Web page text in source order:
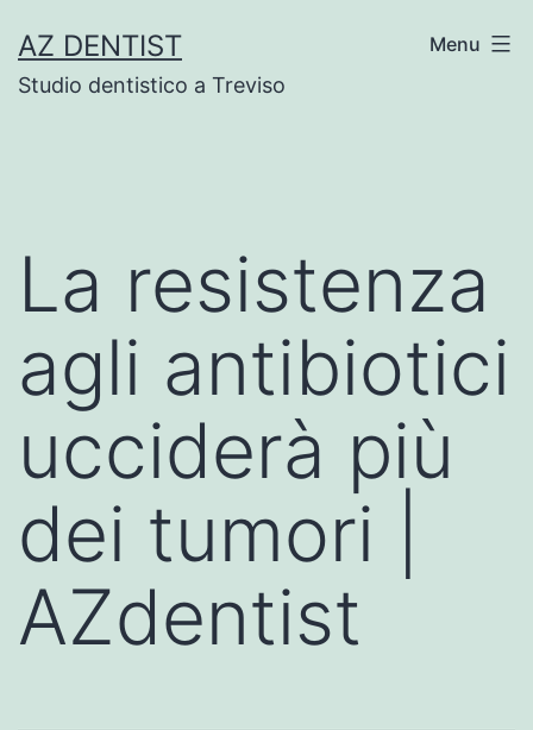
to
content
AZ DENTIST
Studio dentistico a Treviso
Menu
La resistenza
agli antibiotici
ucciderà più
dei tumori |
AZdentist